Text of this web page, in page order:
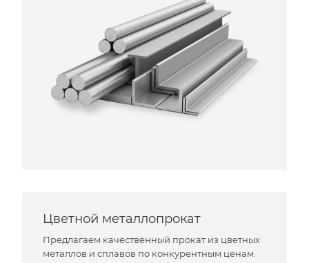
Цветной металлопрокат
Предлагаем качественный прокат из цветных
металлов и сплавов по конкурентным ценам.